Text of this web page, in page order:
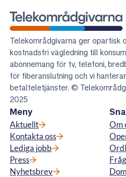
Telekområdgivarna
Telekområdgivarna ger opartisk
kostnadsfri vägledning till
abonnemang för tv, telefoni,
för fiberanslutning och vi hanterar
betalteletjänster. ©
2025
Meny
Aktuellt
Kontakta oss
Lediga jobb
Press
Nyhetsbrev
Om